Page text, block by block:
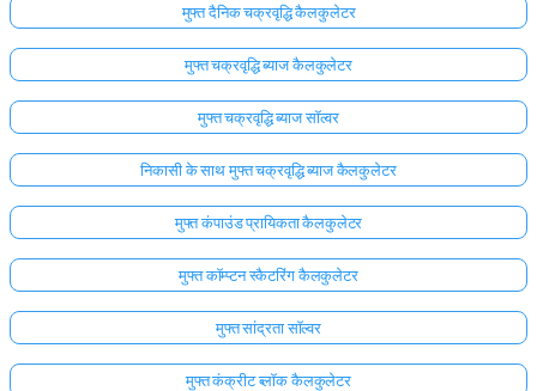
मुफ्त दैनिक चक्रवृद्धि कैलकुलेटर
मुफ्त चक्रवृद्धि ब्याज कैलकुलेटर
मुफ्त चक्रवृद्धि ब्याज सॉल्वर
निकासी के साथ मुफ्त चक्रवृद्धि ब्याज कैलकुलेटर
मुफ्त कंपाउंड प्रायिकता कैलकुलेटर
मुफ्त कॉम्प्टन स्कैटरिंग कैलकुलेटर
मुफ्त सांद्रता सॉल्वर
मुफ्त कंक्रीट ब्लॉक कैलकुलेटर